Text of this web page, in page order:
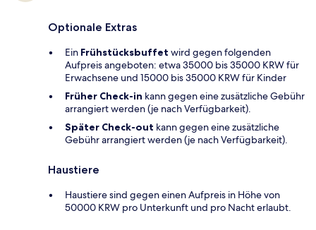
Optionale Extras
Ein Frühstücksbuffet wird gegen folgenden
Aufpreis angeboten: etwa 35000 bis 35000 KRW für
Erwachsene und 15000 bis 35000 KRW für Kinder
Früher Check-in kann gegen eine zusätzliche Gebühr
arrangiert werden (je nach Verfügbarkeit).
Später Check-out kann gegen eine zusätzliche
Gebühr arrangiert werden (je nach Verfügbarkeit).
Haustiere
Haustiere sind gegen einen Aufpreis in Höhe von
50000 KRW pro Unterkunft und pro Nacht erlaubt.